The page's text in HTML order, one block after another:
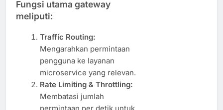
Fungsi utama gateway
meliputi:
Traffic Routing:
Mengarahkan permintaan
pengguna ke layanan
microservice yang relevan.
Rate Limiting & Throttling:
Membatasi jumlah